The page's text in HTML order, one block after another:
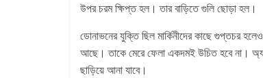
উপর চরম ক্ষিপ্ত হল। তার বাড়িতে গুলি ছোড়া হল।
ডোনাভনের যুক্তি ছিল মার্কিনীদের কাছে গুপ্তচর
আছে। তাকে মেরে ফেলা একদমই উচিত হবে না।
ছাড়িয়ে আনা যাবে।